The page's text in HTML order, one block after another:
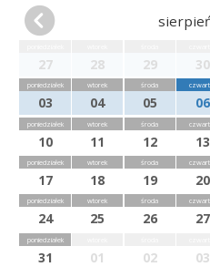
27 28 29 30
poniedziałek
03
wtorek
04
środa
05 06
poniedziałek
10
wtorek
11
środa
12 13
poniedziałek
17
wtorek
18
środa
19 20
poniedziałek
24
wtorek
25
środa
26 27
poniedziałek
31 01 02 03